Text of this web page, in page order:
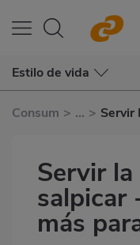
Estilo de vida
Consum > ... > Servir
Servir
salpicar
más